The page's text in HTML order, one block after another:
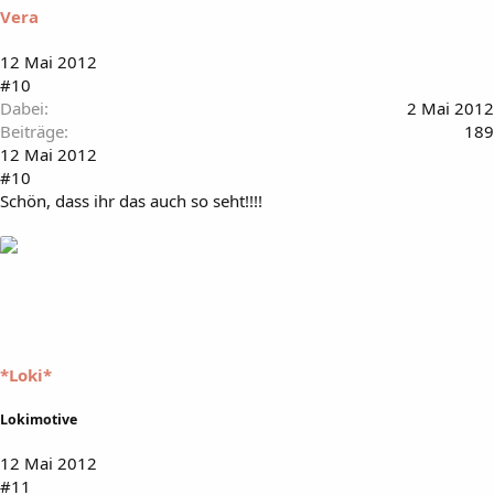
Vera
12 Mai 2012
#10
Dabei
2 Mai 2012
Beiträge
189
12 Mai 2012
#10
Schön, dass ihr das auch so seht!!!!
*Loki*
Lokimotive
12 Mai 2012
#11